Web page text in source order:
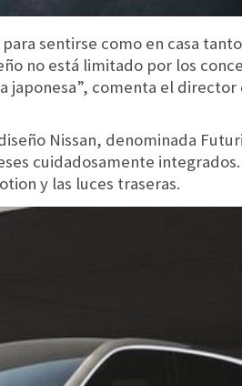
sentirse como en casa
no está limitado por los
comenta el director
Nissan, denominada
cuidadosamente
y las luces traseras.